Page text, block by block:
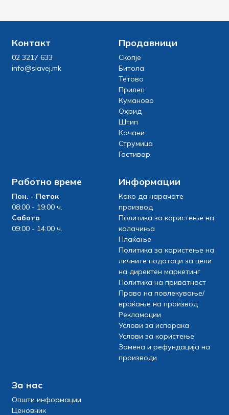
Контакт
02 3217 633
info@slavej.mk
Продавници
Скопје
Битола
Тетово
Прилеп
Куманово
Охрид
Штип
Кочани
Струмица
Гостивар
Работно време
Пон. - Петок
08:00 - 19:00 ч.
Сабота
09:00 - 14:00 ч.
Информации
Како да нарачате
производ
Политика за користење на
колачиња
Плаќање
Политика за користење на
личните податоци за цели
на директен маркетинг
Политика на приватност
Право на повлекување/
враќање на производ
Рекламации
Услови за испорака
Услови за користење
Замена и рефундација на
производи
За нас
Општи информации
Ценовник